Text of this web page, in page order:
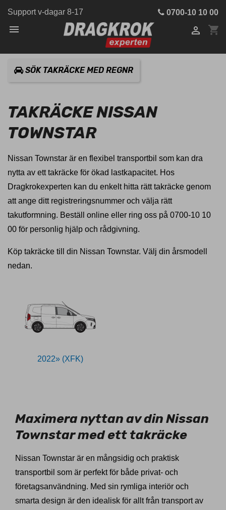
Support v-dagar 8-17 0700-10 10 00
 shopping_cart

SÖK TAKRÄCKE MED REGNR
TAKRÄCKE NISSAN
TOWNSTAR
Nissan Townstar är en flexibel transportbil som kan dra
nytta av ett takräcke för ökad lastkapacitet. Hos
Dragkrokexperten kan du enkelt hitta rätt takräcke genom
att ange ditt registreringsnummer och välja rätt
takutformning. Beställ online eller ring oss på 0700-10 10
00 för personlig hjälp och rådgivning.
Köp takräcke till din Nissan Townstar. Välj din årsmodell
nedan.
2022» (XFK)
Maximera nyttan av din Nissan
Townstar med ett takräcke
Nissan Townstar är en mångsidig och praktisk
transportbil som är perfekt för både privat- och
företagsanvändning. Med sin rymliga interiör och
smarta design är den idealisk för allt från transport av